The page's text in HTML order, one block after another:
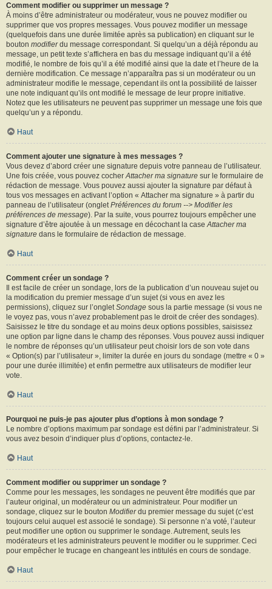
Comment modifier ou supprimer un message ?
À moins d’être administrateur ou modérateur, vous ne pouvez modifier ou
supprimer que vos propres messages. Vous pouvez modifier un message
(quelquefois dans une durée limitée après sa publication) en cliquant sur le
bouton modifierdu message correspondant. Si quelqu’un a déjà répondu au
message, un petit texte s’affichera en bas du message indiquant qu’il a été
modifié, le nombre de fois qu’il a été modifié ainsi que la date et l’heure de la
dernière modification. Ce message n’apparaîtra pas si un modérateur ou un
administrateur modifie le message, cependant ils ont la possibilité de laisser
une note indiquant qu’ils ont modifié le message de leur propre initiative.
Notez que les utilisateurs ne peuvent pas supprimer un message une fois que
quelqu’un y a répondu.
Haut
Comment ajouter une signature à mes messages ?
Vous devez d’abord créer une signature depuis votre panneau de l’utilisateur.
Une fois créée, vous pouvez cocherAttacher ma signature sur le formulaire de
rédaction de message. Vous pouvez aussi ajouter la signature par défaut à
tous vos messages en activant l’option « Attacher ma signature » à partir du
panneau de l’utilisateur (ongletPréférences du forum --> Modifier les
préférences de message). Par la suite, vous pourrez toujours empêcher une
signature d’être ajoutée à un message en décochant la caseAttacher ma
signature dans le formulaire de rédaction de message.
Haut
Comment créer un sondage ?
Il est facile de créer un sondage, lors de la publication d’un nouveau sujet ou
la modification du premier message d’un sujet (si vous en avez les
permissions), cliquez sur l’ongletSondage sous la partie message (si vous ne
le voyez pas, vous n’avez probablement pas le droit de créer des sondages).
Saisissez le titre du sondage et au moins deux options possibles, saisissez
une option par ligne dans le champ des réponses. Vous pouvez aussi indiquer
le nombre de réponses qu’un utilisateur peut choisir lors de son vote dans
« Option(s) par l’utilisateur », limiter la durée en jours du sondage (mettre « 0 »
pour une durée illimitée) et enfin permettre aux utilisateurs de modifier leur
vote.
Haut
Pourquoi ne puis-je pas ajouter plus d’options à mon sondage ?
Le nombre d’options maximum par sondage est défini par l’administrateur. Si
vous avez besoin d’indiquer plus d’options, contactez-le.
Haut
Comment modifier ou supprimer un sondage ?
Comme pour les messages, les sondages ne peuvent être modifiés que par
l’auteur original, un modérateur ou un administrateur. Pour modifier un
sondage, cliquez sur le bouton Modifierdu premier message du sujet (c’est
toujours celui auquel est associé le sondage). Si personne n’a voté, l’auteur
peut modifier une option ou supprimer le sondage. Autrement, seuls les
modérateurs et les administrateurs peuvent le modifier ou le supprimer. Ceci
pour empêcher le trucage en changeant les intitulés en cours de sondage.
Haut